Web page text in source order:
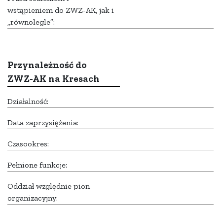
wstąpieniem do ZWZ-AK, jak i
„równolegle”:
Przynależność do
ZWZ-AK na Kresach
Działalność:
Data zaprzysiężenia:
Czasookres:
Pełnione funkcje:
Oddział względnie pion
organizacyjny: